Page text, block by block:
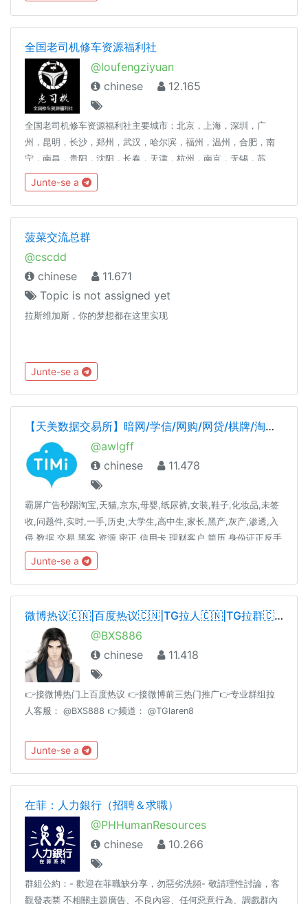
全国老司机修车资源福利社
@loufengziyuan
chinese
12.165
全国老司机修车资源福利社主要城市：北京，上海，深圳，广
州，昆明，长沙，郑州，武汉，哈尔滨，福州，温州，合肥，南
宁，南昌，贵阳，沈阳，长春，天津，杭州，南京，无锡，苏
州，珠海，重庆，成都，厦门，郑州，石家庄，青岛，大连，济
南，宁波，西安，太原，三亚，海口等城市。切勿相信群内其它
他私信，详情请咨询管理
Junte-se a
菠菜交流总群
@cscdd
chinese
11.671
Topic is not assigned yet
拉斯维加斯，你的梦想都在这里实现
Junte-se a
【天美数据交易所】暗网/学信/网购/网贷/棋牌/淘宝/体育/快递/股民/六合/担保交易
@awlgff
chinese
11.478
霸屏广告秒踢淘宝,天猫,京东,母婴,纸尿裤,女装,鞋子,化妆品,未签
收,问题件,实时,一手,历史,大学生,高中生,家长,黑产,灰产,渗透,入
侵,数据,交易,黑客,资源,密正,信用卡,理财客户,简历,身份证正反手
持,会员,宝妈粉,兼职粉,货源,毕业,在校,申请,下款,被拒,查档,黑客,
暗网,市场,代收,代付,黑市,破解,社工对群内交易进行居中担保，如
有需要可联系群主：@tianmei
Junte-se a
微博热议🇨🇳|百度热议🇨🇳|TG拉人🇨🇳|TG拉群🇨🇳|拉人🇨🇳|拉群🇨🇳|电报拉人🇨🇳|电报拉群🇨🇳| 币用拉人🇨🇳|飞机拉人🇨🇳|飞机拉群🇨🇳|频道🇨🇳|增粉🇨🇳| 引流🇨🇳|僵尸粉🇨🇳|炸群
@BXS886
chinese
11.418
👉接微博热门上百度热议 👉接微博前三热门推广👉专业群组拉
人客服： @BXS888 👉频道： @TGlaren8
Junte-se a
在菲：人力銀行（招聘＆求職）
@PHHumanResources
chinese
10.266
群組公約：- 歡迎在菲職缺分享，勿惡劣洗頻- 敬請理性討論，客
觀發表🈲 不相關主題廣告、不良內容、任何惡意行為、調戲群內